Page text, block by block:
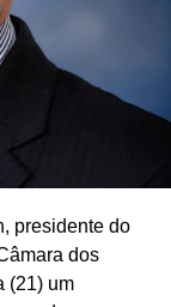
presidente do
dos
(21) um